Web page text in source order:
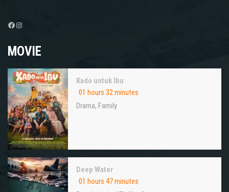
Facebook
Instagram
MOVIE
Kado untuk Ibu
01 hours 32 minutes
Drama, Family
Deep Water
01 hours 47 minutes